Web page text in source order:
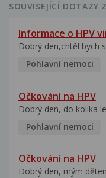
SOUVISEJÍCÍ DOTAZY
Informace o HPV
Dobrý den,chtěl bych
Pohlavní nemoci
Očkování na HPV
Dobrý den, do kolika
Pohlavní nemoci
Očkování na HPV
Dobrý den, mým